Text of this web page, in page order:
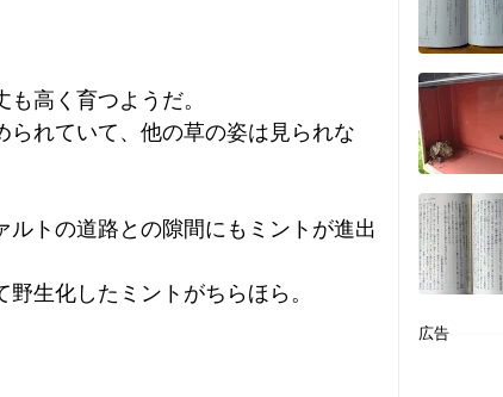
高く育つようだ。
れていて、他の草の姿は見られな
トの道路との隙間にもミントが進出
生化したミントがちらほら。
広告